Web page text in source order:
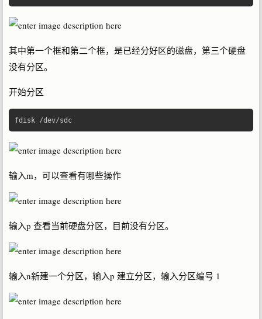
其中第一个框和第二个框，是已经分好区的磁盘，第三个硬盘
没有分区。
开始分区
fdisk /dev/sdc
输入m，可以查看有哪些操作
输入p 查看当前硬盘分区，目前没有分区。
输入n新建一个分区，输入p 建立分区，输入分区编号 1